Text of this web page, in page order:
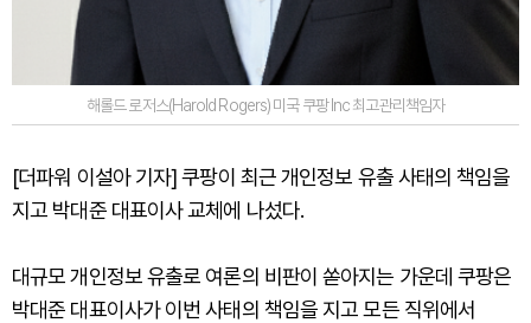
해롤드 로저스(Harold Rogers) 미국 쿠팡 Inc 최고관리책임자
[더파워 이설아 기자] 쿠팡이 최근 개인정보 유출 사태의 책임을
지고 박대준 대표이사 교체에 나섰다.
대규모 개인정보 유출로 여론의 비판이 쏟아지는 가운데 쿠팡은
박대준 대표이사가 이번 사태의 책임을 지고 모든 직위에서